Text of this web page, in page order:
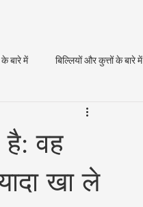
के बारे में बिल्लियों और कुत्तों के बारे में
है: वह
खा ले